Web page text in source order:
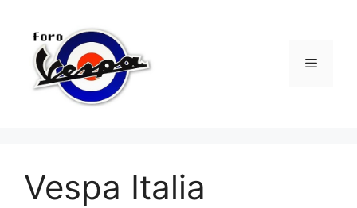
contenido
Menú
Vespa Italia